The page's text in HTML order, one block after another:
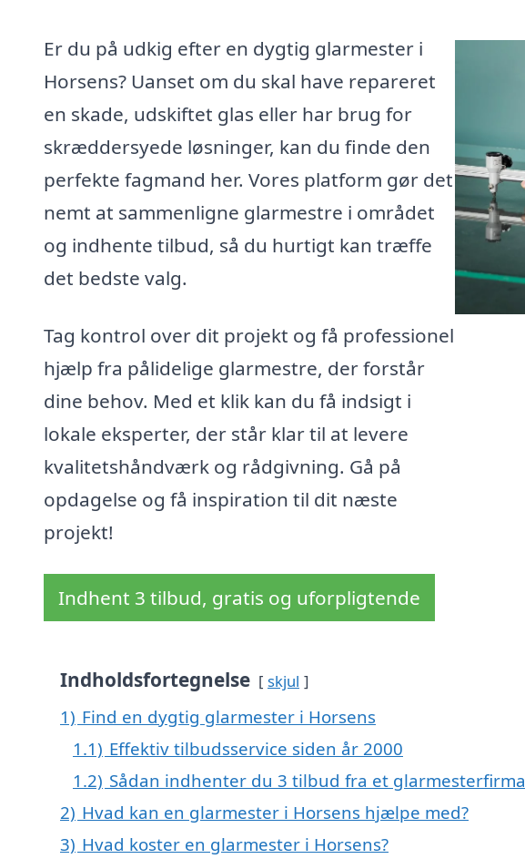
Er du på udkig efter en dygtig glarmester i
Horsens? Uanset om du skal have repareret
en skade, udskiftet glas eller har brug for
skræddersyede løsninger, kan du finde den
perfekte fagmand her. Vores platform gør det
nemt at sammenligne glarmestre i området
og indhente tilbud, så du hurtigt kan træffe
det bedste valg.
Tag kontrol over dit projekt og få professionel
hjælp fra pålidelige glarmestre, der forstår
dine behov. Med et klik kan du få indsigt i
lokale eksperter, der står klar til at levere
kvalitetshåndværk og rådgivning. Gå på
opdagelse og få inspiration til dit næste
projekt!
Indhent 3 tilbud, gratis og uforpligtende
Indholdsfortegnelse skjul
1) Find en dygtig glarmester i Horsens
1.1) Effektiv tilbudsservice siden år 2000
1.2) Sådan indhenter du 3 tilbud fra et glarmesterfirma
2) Hvad kan en glarmester i Horsens hjælpe med?
3) Hvad koster en glarmester i Horsens?